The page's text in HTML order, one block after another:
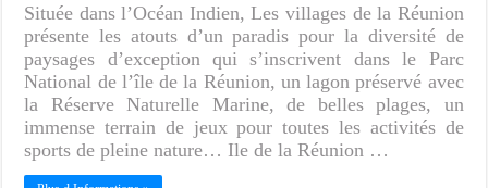
Située dans l’Océan Indien, Les villages de la Réunion
présente les atouts d’un paradis pour la diversité de
paysages d’exception qui s’inscrivent dans le Parc
National de l’île de la Réunion, un lagon préservé avec
la Réserve Naturelle Marine, de belles plages, un
immense terrain de jeux pour toutes les activités de
sports de pleine nature… Ile de la Réunion …